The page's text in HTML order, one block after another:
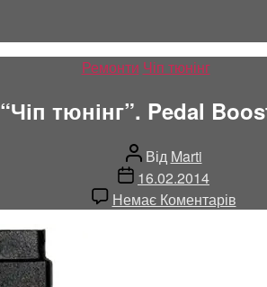
Категорії
Ремонти Чіп тюнінг
“Чіп тюнінг”. Pedal
Автор
запису
Від Marti
Дата
запису
16.02.2014
Немає Коментарівдо